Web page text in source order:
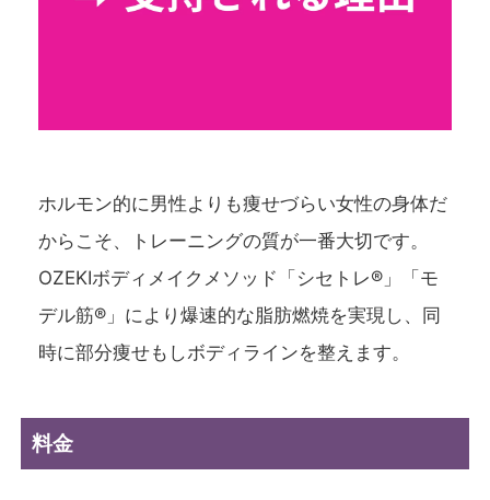
ホルモン的に男性よりも痩せづらい女性の身体だ
からこそ、トレーニングの質が一番大切です。
OZEKIボディメイクメソッド「シセトレ®」「モ
デル筋®」により爆速的な脂肪燃焼を実現し、同
時に部分痩せもしボディラインを整えます。
料金